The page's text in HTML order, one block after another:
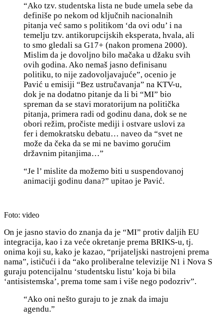
“Ako tzv. studentska lista ne bude umela sebe da
definiše po nekom od ključnih nacionalnih
pitanja već samo s politikom ‘da ovi odu’ i na
temelju tzv. antikorupcijskih eksperata, hvala, ali
to smo gledali sa G17+ (nakon promena 2000).
Mislim da je dovoljno bilo mačaka u džaku svih
ovih godina. Ako nemaš jasno definisanu
politiku, to nije zadovoljavajuće”, ocenio je
Pavić u emisiji “Bez ustručavanja” na KTV-u,
dok je na dodatno pitanje da li bi “MI” bio
spreman da se stavi moratorijum na politička
pitanja, primera radi od godinu dana, dok se ne
obori režim, pročiste mediji i ostvare uslovi za
fer i demokratsku debatu… naveo da “svet ne
može da čeka da se mi ne bavimo gorućim
državnim pitanjima…”
“Je l’ mislite da možemo biti u suspendovanoj
animaciji godinu dana?” upitao je Pavić.
Foto: video
On je jasno stavio do znanja da je “MI” protiv daljih EU
integracija, kao i za veće okretanje prema BRIKS-u, tj.
onima koji su, kako je kazao, “prijateljski nastrojeni prema
nama”, ističući i da “ako proliberalne televizije N1 i Nova S
guraju potencijalnu ‘studentsku listu’ koja bi bila
‘antisistemska’, prema tome sam i više nego podozriv”.
“Ako oni nešto guraju to je znak da imaju
agendu.”